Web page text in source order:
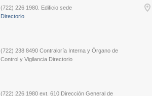
(722) 226 1980. Edificio sede
Directorio
(722) 238 8490 Contraloría Interna y Órgano de
Control y Vigilancia Directorio
(722) 226 1980 ext. 610 Dirección General de